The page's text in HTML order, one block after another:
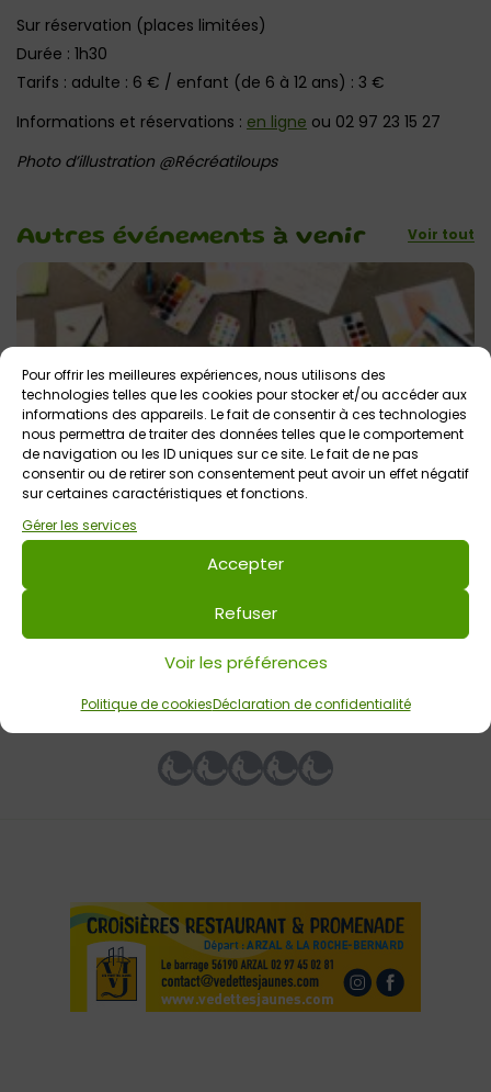
Pour offrir les meilleures expériences, nous utilisons des
technologies telles que les cookies pour stocker et/ou accéder aux
informations des appareils. Le fait de consentir à ces technologies
nous permettra de traiter des données telles que le comportement
de navigation ou les ID uniques sur ce site. Le fait de ne pas
consentir ou de retirer son consentement peut avoir un effet négatif
sur certaines caractéristiques et fonctions.
Gérer les services
Accepter
Refuser
Voir les préférences
Politique de cookiesDéclaration de confidentialité
Sur réservation (places limitées)
Durée : 1h30
Tarifs : adulte : 6 € / enfant (de 6 à 12 ans) : 3 €
Informations et réservations : en ligne ou 02 97 23 15 27
Photo d’illustration @Récréatiloups
Autres événements à venir Voir tout
12 août 2026
Atelier ados : Les couleurs du passé : de la
colorisation à l’intelligence artificielle / Musée
Votre avis sur